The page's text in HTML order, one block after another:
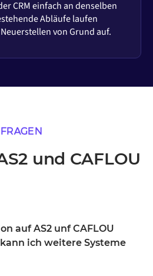
CRM einfach an denselben
Abläufe laufen
von Grund auf.
und CAFLOU
auf AS2 unf CAFLOU
ich weitere Systeme